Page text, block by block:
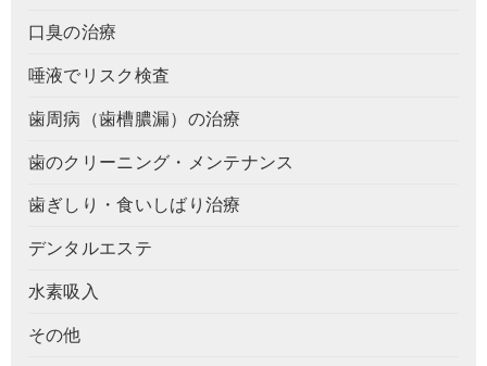
口臭の治療
唾液でリスク検査
歯周病（歯槽膿漏）の治療
歯のクリーニング・メンテナンス
歯ぎしり・食いしばり治療
デンタルエステ
水素吸入
その他